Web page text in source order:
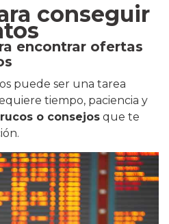
conseguir
encontrar ofertas
puede ser una tarea
tiempo, paciencia y
o consejos que te